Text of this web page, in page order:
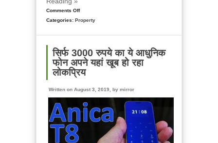
Comments Offon
ईस्टर
के
द्वारा
चलाया
हर
घर
तिरंगा,
Categories: Property
सिर्फ 3000 रुपये का ये आधुनिक
फोन अपने यहां खूब हो रहा
लोकप्रिय
Written on August 3, 2019, by mirror